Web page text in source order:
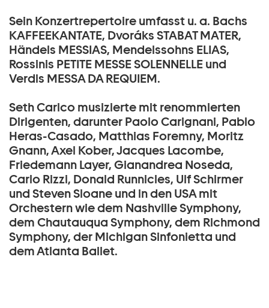
Sein Konzertrepertoire umfasst u. a. Bachs
KAFFEEKANTATE, Dvoráks STABAT MATER,
Händels MESSIAS, Mendelssohns ELIAS,
Rossinis PETITE MESSE SOLENNELLE und
Verdis MESSA DA REQUIEM.
Seth Carico musizierte mit renommierten
Dirigenten, darunter Paolo Carignani, Pablo
Heras-Casado, Matthias Foremny, Moritz
Gnann, Axel Kober, Jacques Lacombe,
Friedemann Layer, Gianandrea Noseda,
Carlo Rizzi, Donald Runnicles, Ulf Schirmer
und Steven Sloane und in den USA mit
Orchestern wie dem Nashville Symphony,
dem Chautauqua Symphony, dem Richmond
Symphony, der Michigan Sinfonietta und
dem Atlanta Ballet.